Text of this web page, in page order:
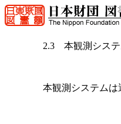
2.3 本観測システ
本観測システム